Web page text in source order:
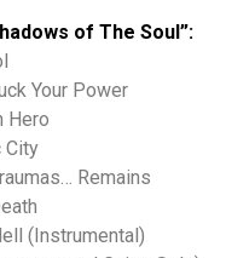
of The Soul”:
Your Power
Hero
City
Remains
(Instrumental)